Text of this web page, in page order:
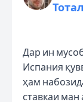
Дар ин
Испания
ҳам
ставкаи ман